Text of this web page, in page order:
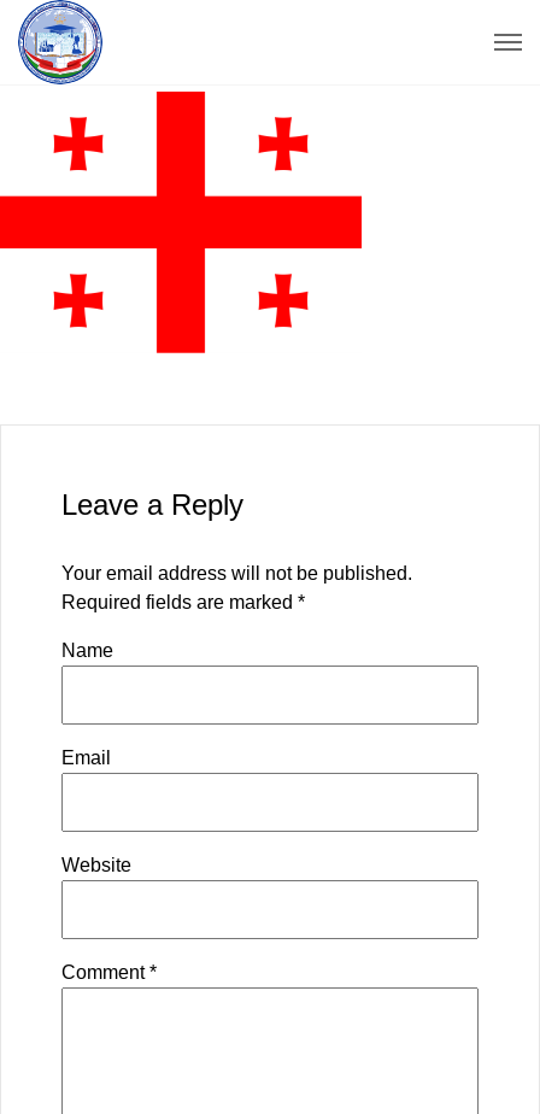
Leave a Reply
Your email address will not be published.
Required fields are marked *
Name
Email
Website
Comment*